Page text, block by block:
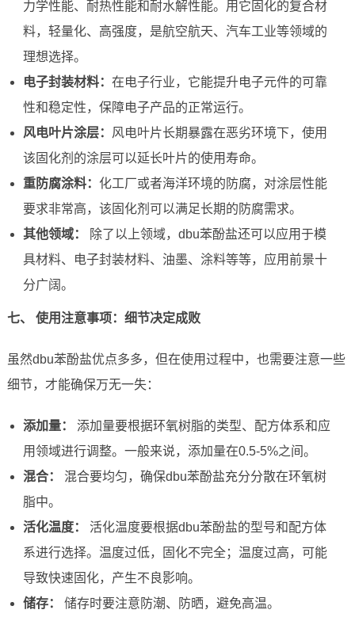
力学性能、耐热性能和耐水解性能。用它固化的复合材
料，轻量化、高强度，是航空航天、汽车工业等领域的
理想选择。
电子封装材料： 在电子行业，它能提升电子元件的可靠
性和稳定性，保障电子产品的正常运行。
风电叶片涂层： 风电叶片长期暴露在恶劣环境下，使用
该固化剂的涂层可以延长叶片的使用寿命。
重防腐涂料： 化工厂或者海洋环境的防腐，对涂层性能
要求非常高，该固化剂可以满足长期的防腐需求。
其他领域：
除了以上领域，dbu苯酚盐还可以应用于模
具材料、电子封装材料、油墨、涂料等等，应用前景十
分广阔。
七、 使用注意事项：细节决定成败
虽然dbu苯酚盐优点多多，但在使用过程中，也需要注意一些
细节，才能确保万无一失：
添加量：
添加量要根据环氧树脂的类型、配方体系和应
用领域进行调整。一般来说，添加量在0.5-5%之间。
混合：
混合要均匀，确保dbu苯酚盐充分分散在环氧树
脂中。
活化温度：
活化温度要根据dbu苯酚盐的型号和配方体
系进行选择。温度过低，固化不完全；温度过高，可能
导致快速固化，产生不良影响。
储存：
储存时要注意防潮、防晒，避免高温。